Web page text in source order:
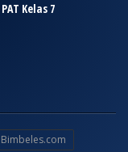
Kelas 7
Bimbeles.com